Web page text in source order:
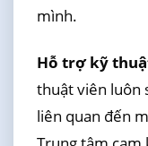
mình.
Hỗ trợ kỹ
thuật viên luôn
liên quan đến